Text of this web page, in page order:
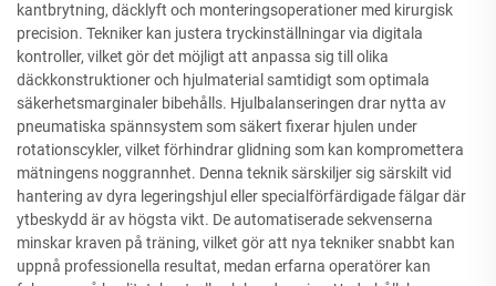
kantbrytning, däcklyft och monteringsoperationer med kirurgisk
precision. Tekniker kan justera tryckinställningar via digitala
kontroller, vilket gör det möjligt att anpassa sig till olika
däckkonstruktioner och hjulmaterial samtidigt som optimala
säkerhetsmarginaler bibehålls. Hjulbalanseringen drar nytta av
pneumatiska spännsystem som säkert fixerar hjulen under
rotationscykler, vilket förhindrar glidning som kan kompromettera
mätningens noggrannhet. Denna teknik särskiljer sig särskilt vid
hantering av dyra legeringshjul eller specialförfärdigade fälgar där
ytbeskydd är av högsta vikt. De automatiserade sekvenserna
minskar kraven på träning, vilket gör att nya tekniker snabbt kan
uppnå professionella resultat, medan erfarna operatörer kan